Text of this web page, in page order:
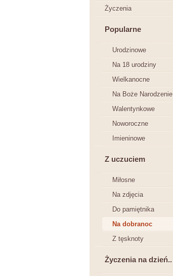
Życzenia
Popularne
Urodzinowe
Na 18 urodziny
Wielkanocne
Na Boże Narodzenie
Walentynkowe
Noworoczne
Imieninowe
Z uczuciem
Miłosne
Na zdjęcia
Do pamiętnika
Na dobranoc
Z tęsknoty
Życzenia na dzień..